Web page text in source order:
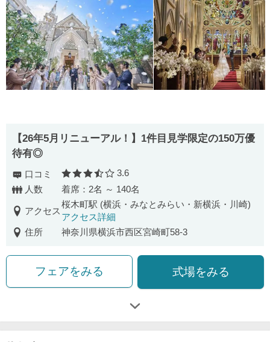
【26年5月リニューアル！】1件目見学限定の150万優
待有◎
口コミ 口コミ評価
3.6
人数
着席：2名 ～ 140名
アクセス
桜木町駅 (横浜・みなとみらい・新横浜・川崎)
アクセス詳細
住所
神奈川県横浜市西区宮崎町58-3
フェアをみる 式場をみる